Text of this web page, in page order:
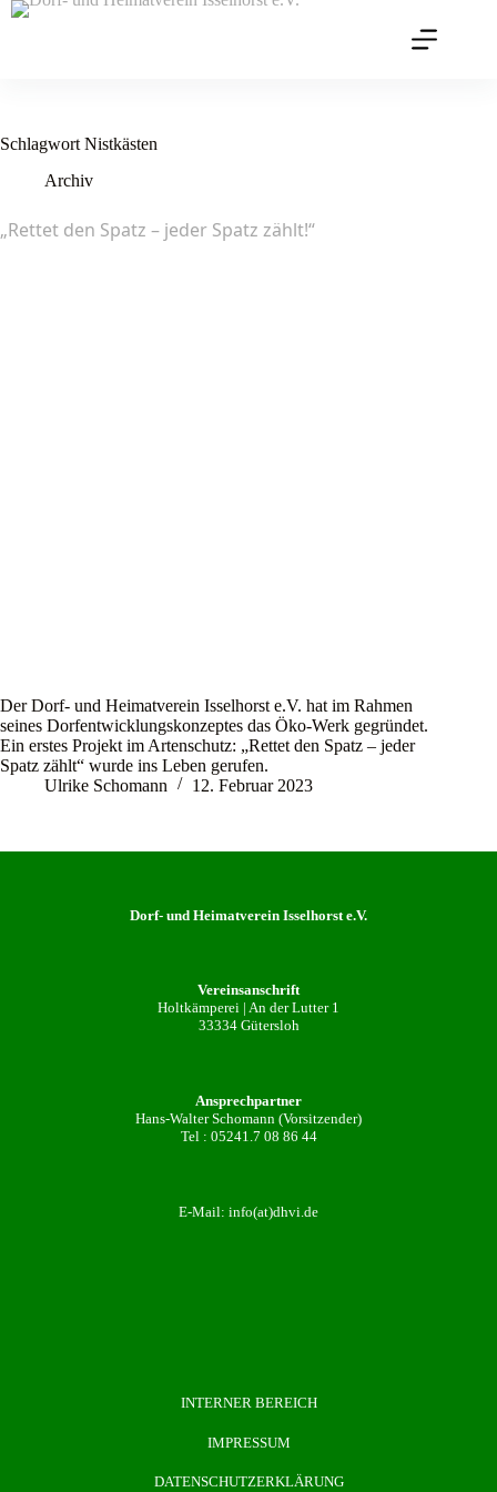
Zum
Schlagwort Nistkästen
Archiv
„Rettet den Spatz – jeder Spatz zählt!“
Der Dorf- und Heimatverein Isselhorst e.V. hat im Rahmen
seines Dorfentwicklungskonzeptes das Öko-Werk gegründet.
Ein erstes Projekt im Artenschutz: „Rettet den Spatz – jeder
Spatz zählt“ wurde ins Leben gerufen.
Ulrike Schomann
12. Februar 2023
Dorf- und Heimatverein Isselhorst e.V.
Vereinsanschrift
Holtkämperei | An der Lutter 1
33334 Gütersloh
Ansprechpartner
Hans-Walter Schomann (Vorsitzender)
Tel : 05241.7 08 86 44
E-Mail: info(at)dhvi.de
INTERNER BEREICH
IMPRESSUM
DATENSCHUTZERKLÄRUNG